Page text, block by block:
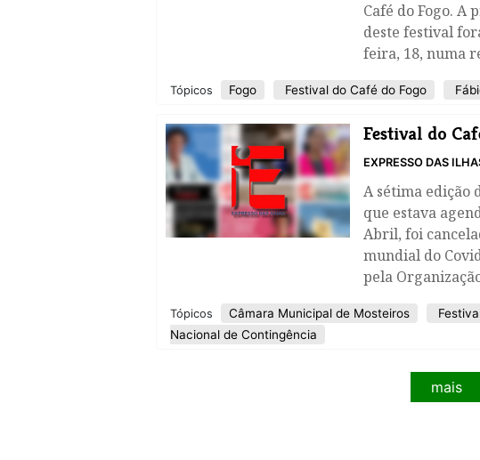
Café do Fogo. A
deste festival
feira, 18, numa
Tópicos Fogo Festival do Café do Fogo
Festival do
EXPRESSO DAS
A sétima edição
que estava
Abril, foi
mundial do
pela
Tópicos Câmara Municipal de Mosteiros
Nacional de Contingência
mais